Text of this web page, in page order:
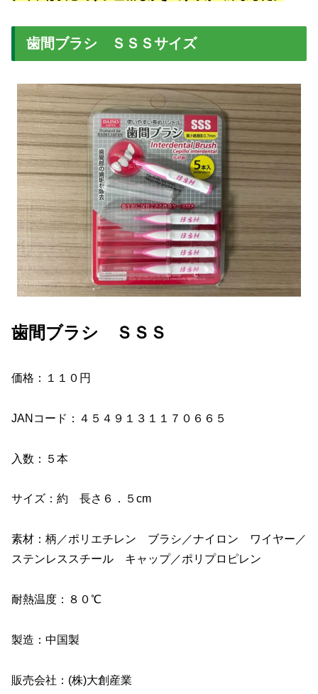
歯間ブラシ ＳＳＳサイズ
歯間ブラシ ＳＳＳ
価格：１１０円
JANコード：４５４９１３１１７０６６５
入数：５本
サイズ：約 長さ６．５cm
素材：柄／ポリエチレン ブラシ／ナイロン ワイヤー／
ステンレススチール キャップ／ポリプロピレン
耐熱温度：８０℃
製造：中国製
販売会社：(株)大創産業